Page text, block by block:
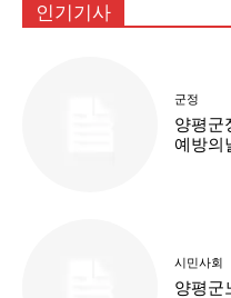
인기기사
군정
양평군
예방의
시민사회
양평군